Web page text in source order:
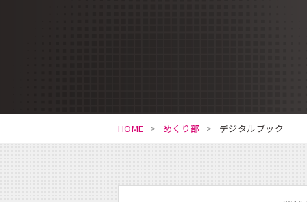
HOME めくり部 デジタルブック